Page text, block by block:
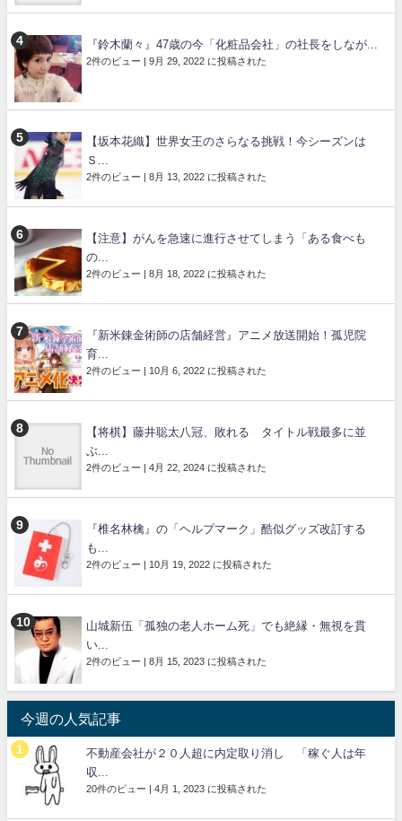
『鈴木蘭々』47歳の今「化粧品会社」の社長をしなが...
2件のビュー | 9月 29, 2022 に投稿された
【坂本花織】世界女王のさらなる挑戦！今シーズンは
Ｓ...
2件のビュー | 8月 13, 2022 に投稿された
【注意】がんを急速に進行させてしまう「ある食べも
の...
2件のビュー | 8月 18, 2022 に投稿された
『新米錬金術師の店舗経営』アニメ放送開始！孤児院
育...
2件のビュー | 10月 6, 2022 に投稿された
【将棋】藤井聡太八冠、敗れる タイトル戦最多に並
ぶ...
2件のビュー | 4月 22, 2024 に投稿された
『椎名林檎』の「ヘルプマーク」酷似グッズ改訂する
も...
2件のビュー | 10月 19, 2022 に投稿された
山城新伍「孤独の老人ホーム死」でも絶縁・無視を貫
い...
2件のビュー | 8月 15, 2023 に投稿された
今週の人気記事
不動産会社が２０人超に内定取り消し 「稼ぐ人は年
収...
20件のビュー | 4月 1, 2023 に投稿された